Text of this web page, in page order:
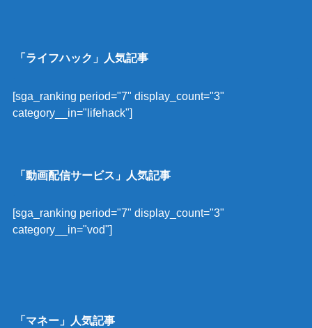
「ライフハック」人気記事
[sga_ranking period="7" display_count="3"
category__in="lifehack"]
「動画配信サービス」人気記事
[sga_ranking period="7" display_count="3"
category__in="vod"]
「マネー」人気記事